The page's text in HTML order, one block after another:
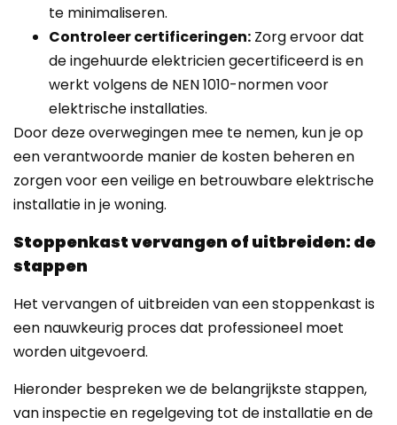
te minimaliseren.
Controleer certificeringen: Zorg ervoor dat
de ingehuurde elektricien gecertificeerd is en
werkt volgens de NEN 1010-normen voor
elektrische installaties.
Door deze overwegingen mee te nemen, kun je op
een verantwoorde manier de kosten beheren en
zorgen voor een veilige en betrouwbare elektrische
installatie in je woning.
Stoppenkast vervangen of uitbreiden: de
stappen
Het vervangen of uitbreiden van een stoppenkast is
een nauwkeurig proces dat professioneel moet
worden uitgevoerd.
Hieronder bespreken we de belangrijkste stappen,
van inspectie en regelgeving tot de installatie en de